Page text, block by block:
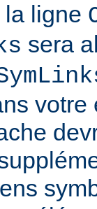
ligne
sera
votre